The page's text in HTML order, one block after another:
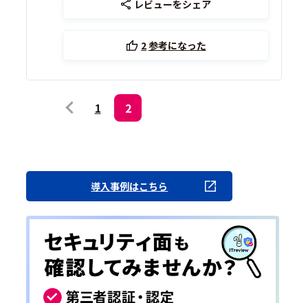
レビューをシェア
2参考になった
1 2
導入事例はこちら